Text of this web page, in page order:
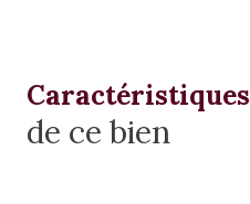
Caractéristiques
de ce bien